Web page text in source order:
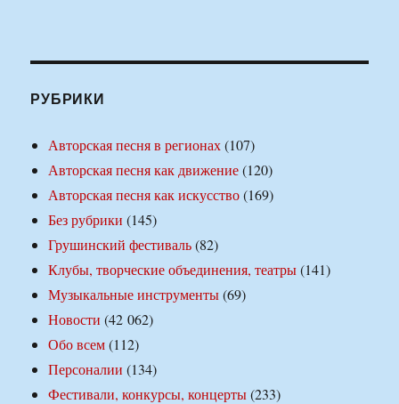
РУБРИКИ
Авторская песня в регионах(107)
Авторская песня как движение(120)
Авторская песня как искусство(169)
Без рубрики (145)
Грушинский фестиваль(82)
Клубы, творческие объединения, театры(141)
Музыкальные инструменты(69)
Новости (42 062)
Обо всем(112)
Персоналии (134)
Фестивали, конкурсы, концерты(233)